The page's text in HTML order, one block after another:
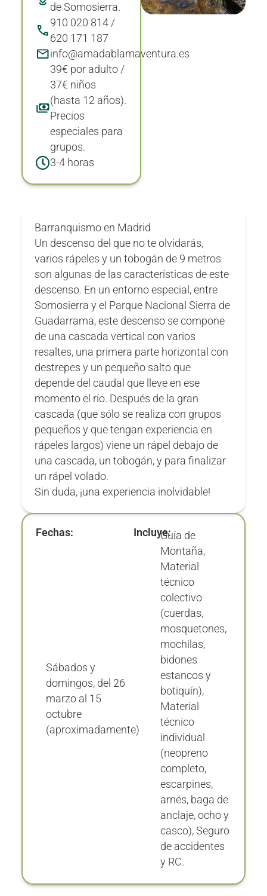
de Somosierra.
910 020 814 /
620 171 187
info@amadablamaventura.es
39€ por adulto /
37€ niños
(hasta 12 años).
Precios
especiales para
grupos.
3-4 horas
Barranquismo en Madrid
Un descenso del que no te olvidarás,
varios rápeles y un tobogán de 9 metros
son algunas de las características de este
descenso. En un entorno especial, entre
Somosierra y el Parque Nacional Sierra de
Guadarrama, este descenso se compone
de una cascada vertical con varios
resaltes, una primera parte horizontal con
destrepes y un pequeño salto que
depende del caudal que lleve en ese
momento el río. Después de la gran
cascada (que sólo se realiza con grupos
pequeños y que tengan experiencia en
rápeles largos) viene un rápel debajo de
una cascada, un tobogán, y para finalizar
un rápel volado.
Sin duda, ¡una experiencia inolvidable!
Fechas:
Sábados y
domingos, del 26
marzo al 15
octubre
(aproximadamente)
Incluye:Guía de
Montaña,
Material
técnico
colectivo
(cuerdas,
mosquetones,
mochilas,
bidones
estancos y
botiquín),
Material
técnico
individual
(neopreno
completo,
escarpines,
arnés, baga de
anclaje, ocho y
casco), Seguro
de accidentes
y RC.